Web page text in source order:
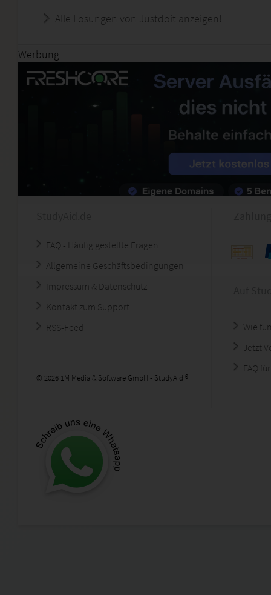
Alle Lösungen von Justdoit anzeigen!
Werbung
FAQ - Häufig gestellte Fragen
Allgemeine Geschäftsbedingungen
Impressum & Datenschutz
Kontakt zum Support
RSS-Feed
© 2026 1M Media & Software GmbH - StudyAid ®
Wie
Jetzt
FAQ